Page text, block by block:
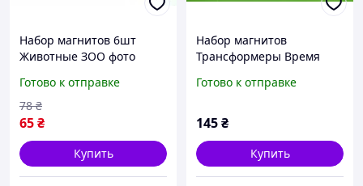
Набор магнитов 6шт
Животные ЗОО фото
Готово к отправке
65₴
78 ₴
Купить
Набор магнитов
Трансформеры Время
АстонАктив МЕ 5031-41
Готово к отправке
145₴
Купить